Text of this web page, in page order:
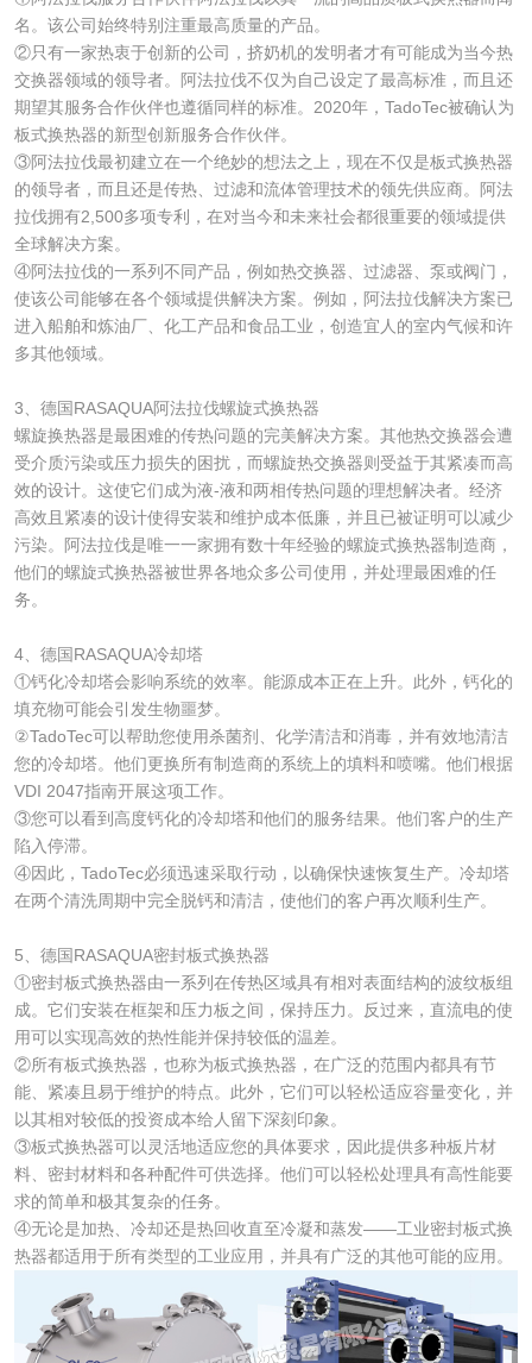
名。该公司始终特别注重最高质量的产品。
②只有一家热衷于创新的公司，挤奶机的发明者才有可能成为当今热
交换器领域的领导者。阿法拉伐不仅为自己设定了最高标准，而且还
期望其服务合作伙伴也遵循同样的标准。2020年，TadoTec被确认为
板式换热器的新型创新服务合作伙伴。
③阿法拉伐最初建立在一个绝妙的想法之上，现在不仅是板式换热器
的领导者，而且还是传热、过滤和流体管理技术的领先供应商。阿法
拉伐拥有2,500多项专利，在对当今和未来社会都很重要的领域提供
全球解决方案。
④阿法拉伐的一系列不同产品，例如热交换器、过滤器、泵或阀门，
使该公司能够在各个领域提供解决方案。例如，阿法拉伐解决方案已
进入船舶和炼油厂、化工产品和食品工业，创造宜人的室内气候和许
多其他领域。
3、德国RASAQUA阿法拉伐螺旋式换热器
螺旋换热器是最困难的传热问题的完美解决方案。其他热交换器会遭
受介质污染或压力损失的困扰，而螺旋热交换器则受益于其紧凑而高
效的设计。这使它们成为液-液和两相传热问题的理想解决者。经济
高效且紧凑的设计使得安装和维护成本低廉，并且已被证明可以减少
污染。阿法拉伐是唯一一家拥有数十年经验的螺旋式换热器制造商，
他们的螺旋式换热器被世界各地众多公司使用，并处理最困难的任
务。
4、德国RASAQUA冷却塔
①钙化冷却塔会影响系统的效率。能源成本正在上升。此外，钙化的
填充物可能会引发生物噩梦。
②TadoTec可以帮助您使用杀菌剂、化学清洁和消毒，并有效地清洁
您的冷却塔。他们更换所有制造商的系统上的填料和喷嘴。他们根据
VDI 2047指南开展这项工作。
③您可以看到高度钙化的冷却塔和他们的服务结果。他们客户的生产
陷入停滞。
④因此，TadoTec必须迅速采取行动，以确保快速恢复生产。冷却塔
在两个清洗周期中完全脱钙和清洁，使他们的客户再次顺利生产。
5、德国RASAQUA密封板式换热器
①密封板式换热器由一系列在传热区域具有相对表面结构的波纹板组
成。它们安装在框架和压力板之间，保持压力。反过来，直流电的使
用可以实现高效的热性能并保持较低的温差。
②所有板式换热器，也称为板式换热器，在广泛的范围内都具有节
能、紧凑且易于维护的特点。此外，它们可以轻松适应容量变化，并
以其相对较低的投资成本给人留下深刻印象。
③板式换热器可以灵活地适应您的具体要求，因此提供多种板片材
料、密封材料和各种配件可供选择。他们可以轻松处理具有高性能要
求的简单和极其复杂的任务。
④无论是加热、冷却还是热回收直至冷凝和蒸发——工业密封板式换
热器都适用于所有类型的工业应用，并具有广泛的其他可能的应用。